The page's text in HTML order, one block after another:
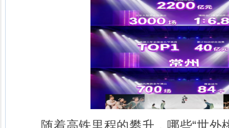
随着高铁里程的攀升，哪些“世外